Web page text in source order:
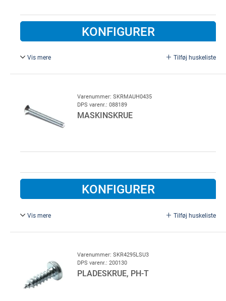
KONFIGURER
Vis mere Tilføj huskeliste
M5 x 10 mm, FZB.
Varenummer: SKRMAUH0435
DPS varenr.: 088189
MASKINSKRUE
KONFIGURER
Vis mere Tilføj huskeliste
M4 x 35 mm, FZB.
Varenummer: SKR4295LSU3
DPS varenr.: 200130
PLADESKRUE, PH-T